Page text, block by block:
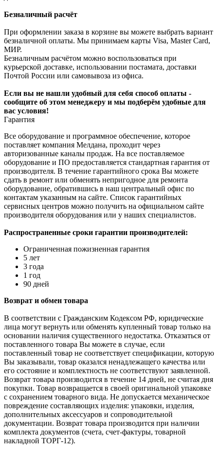
Безналичный расчёт
При оформлении заказа в корзине вы можете выбрать вариант
безналичной оплаты. Мы принимаем карты Visa, Master Card,
МИР.
Безналичным расчётом можно воспользоваться при
курьерской доставке, использовании постамата, доставки
Почтой России или самовывоза из офиса.
Если вы не нашли удобный для себя способ оплаты -
сообщите об этом менеджеру и мы подберём удобные для
вас условия!
Гарантия
Все оборудование и программное обеспечение, которое
поставляет компания Мелдана, проходит через
авторизованные каналы продаж. На все поставляемое
оборудование и ПО предоставляется стандартная гарантия от
производителя. В течение гарантийного срока Вы можете
сдать в ремонт или обменять непригодное для ремонта
оборудование, обратившись в наш центральный офис по
контактам указанным на сайте. Список гарантийных
сервисных центров можно получить на официальном сайте
производителя оборудования или у наших специалистов.
Распространенные сроки гарантии производителей:
Ограниченная пожизненная гарантия
5 лет
3 года
1 год
90 дней
Возврат и обмен товара
В соответствии с Гражданским Кодексом РФ, юридические
лица могут вернуть или обменять купленный товар только на
основании наличия существенного недостатка. Отказаться от
поставленного товара Вы можете в случае, если
поставленный товар не соответствует спецификации, которую
Вы заказывали, товар оказался ненадлежащего качества или
его состояние и комплектность не соответствуют заявленной.
Возврат товара производится в течение 14 дней, не считая дня
покупки. Товар возвращается в своей оригинальной упаковке
с сохранением товарного вида. Не допускается механическое
повреждение составляющих изделия: упаковки, изделия,
дополнительных аксессуаров и сопроводительной
документации. Возврат товара производится при наличии
комплекта документов (счета, счет-фактуры, товарной
накладной ТОРГ-12).